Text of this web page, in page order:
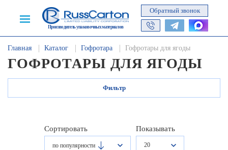
Производитель упаковочных материалов
Обратный звонок
Главная Каталог Гофротара Гофротары для ягоды
ГОФРОТАРЫ ДЛЯ ЯГОДЫ
Фильтр
Сортировать
по популярности
Показывать
20